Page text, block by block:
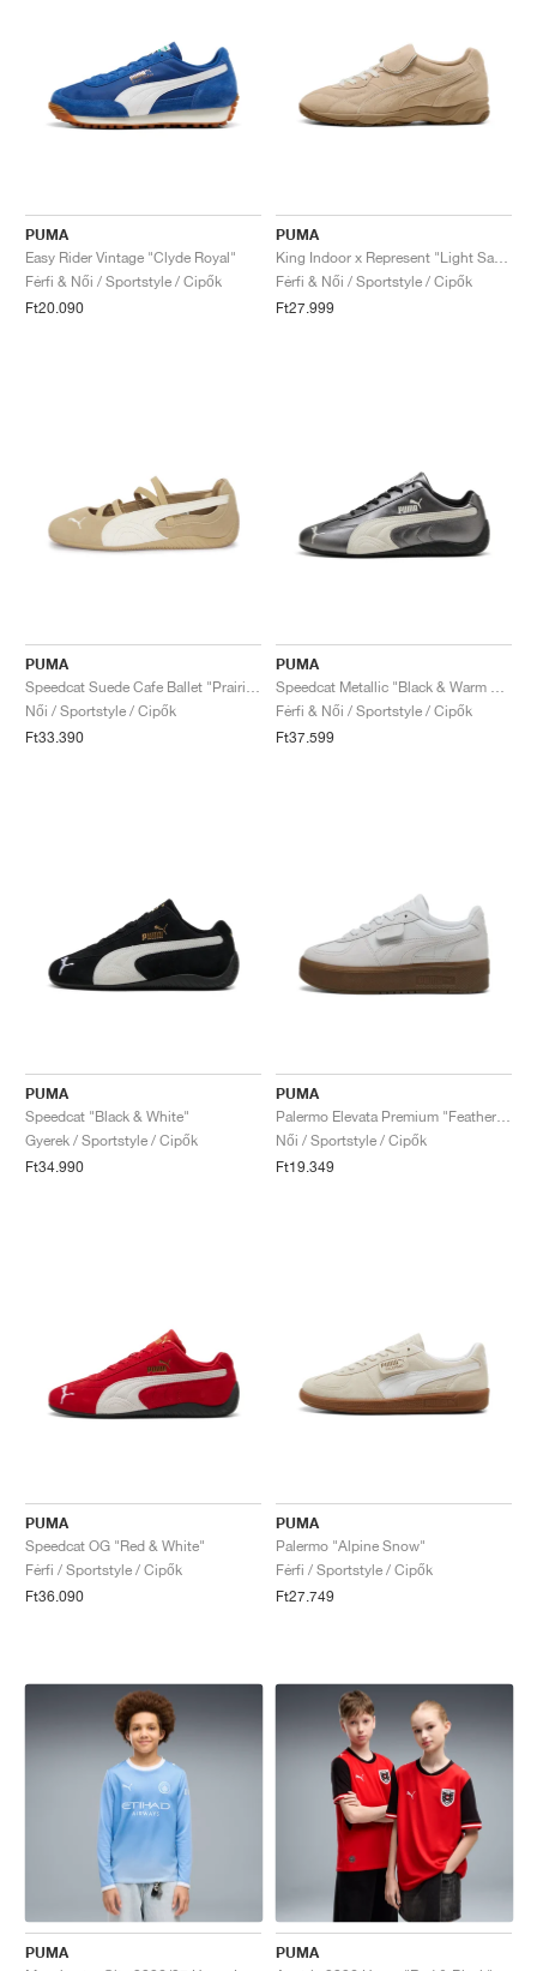
PUMA
Easy Rider Vintage "Clyde Royal"
Férfi & Női / Sportstyle / Cipők
Ft20.090
PUMA
Férfi & Női / Sportstyle / Cipők
Ft27.999
PUMA
Női / Sportstyle / Cipők
Ft33.390
PUMA
Férfi & Női / Sportstyle / Cipők
Ft37.599
PUMA
Speedcat "Black & White"
Gyerek / Sportstyle / Cipők
Ft34.990
PUMA
Női / Sportstyle / Cipők
Ft19.349
PUMA
Speedcat OG "Red & White"
Férfi / Sportstyle / Cipők
Ft36.090
PUMA
Palermo "Alpine Snow"
Férfi / Sportstyle / Cipők
Ft27.749
PUMA
PUMA